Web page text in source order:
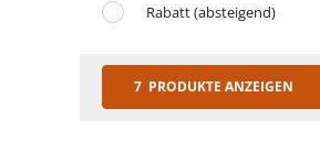
Rabatt (absteigend)
7 PRODUKTE ANZEIGEN